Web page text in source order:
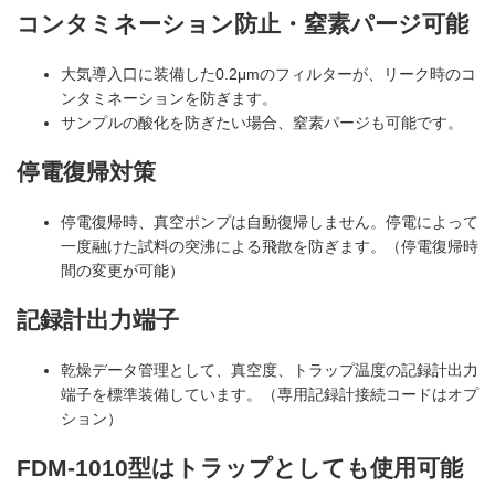
コンタミネーション防止・窒素パージ可能
大気導入口に装備した0.2μmのフィルターが、リーク時のコ
ンタミネーションを防ぎます。
サンプルの酸化を防ぎたい場合、窒素パージも可能です。
停電復帰対策
停電復帰時、真空ポンプは自動復帰しません。停電によって
一度融けた試料の突沸による飛散を防ぎます。（停電復帰時
間の変更が可能）
記録計出力端子
乾燥データ管理として、真空度、トラップ温度の記録計出力
端子を標準装備しています。（専用記録計接続コードはオプ
ション）
FDM-1010型はトラップとしても使用可能